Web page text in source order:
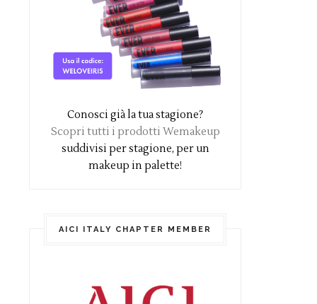
Conosci già la tua stagione?
Scopri tutti i prodotti Wemakeup
suddivisi per stagione, per un
makeup in palette!
AICI ITALY CHAPTER MEMBER